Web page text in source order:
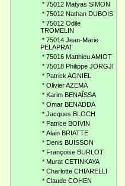
* 75012 Matyas SIMON
* 75012 Nathan DUBOIS
* 75012 Odile
TROMELIN
* 75014 Jean-Marie
PELAPRAT
* 75016 Matthieu AMIOT
* 75018 Philippe JORGJI
* Patrick AGNIEL
* Olivier AZEMA
* Karim BENAÎSSA
* Omar BENADDA
* Jacques BLOCH
* Patrice BOIVIN
* Alain BRIATTE
* Denis BUISSON
* Françoise BURLOT
* Murat CETINKAYA
* Charlotte CHIARELLI
* Claude COHEN